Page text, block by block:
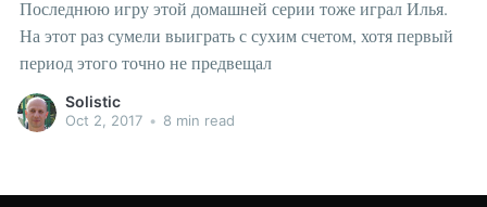
Последнюю игру этой домашней серии тоже играл Илья.
На этот раз сумели выиграть с сухим счетом, хотя первый
период этого точно не предвещал
Solistic
Oct 2, 2017 • 8 min read